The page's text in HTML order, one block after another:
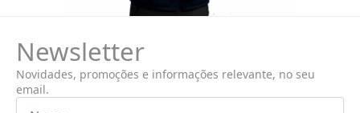
Newsletter
Novidades, promoções e informações relevante, no seu
email.
Nome